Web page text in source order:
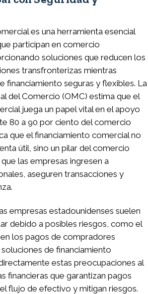
es una herramienta esencial
participan en comercio
soluciones que reducen los
transfronterizas mientras
financiamiento seguras y flexibles. La
del Comercio (OMC) estima que el
juega un papel vital en el apoyo
80 a 90 por ciento del comercio
que el financiamiento comercial no
útil, sino un pilar del comercio
las empresas ingresen a
aseguren transacciones y
empresas estadounidenses suelen
debido a posibles riesgos, como el
los pagos de compradores
de financiamiento
estas preocupaciones al
financieras que garantizan pagos
flujo de efectivo y mitigan riesgos.